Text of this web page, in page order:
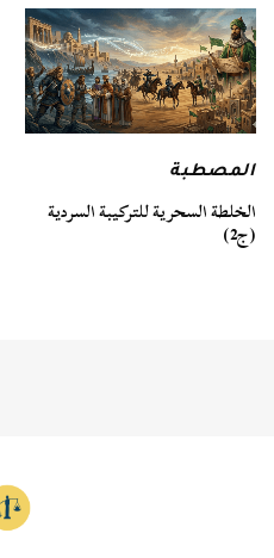
المصطبة
الخلطة السحرية للتركيبة السردية
(ج2)